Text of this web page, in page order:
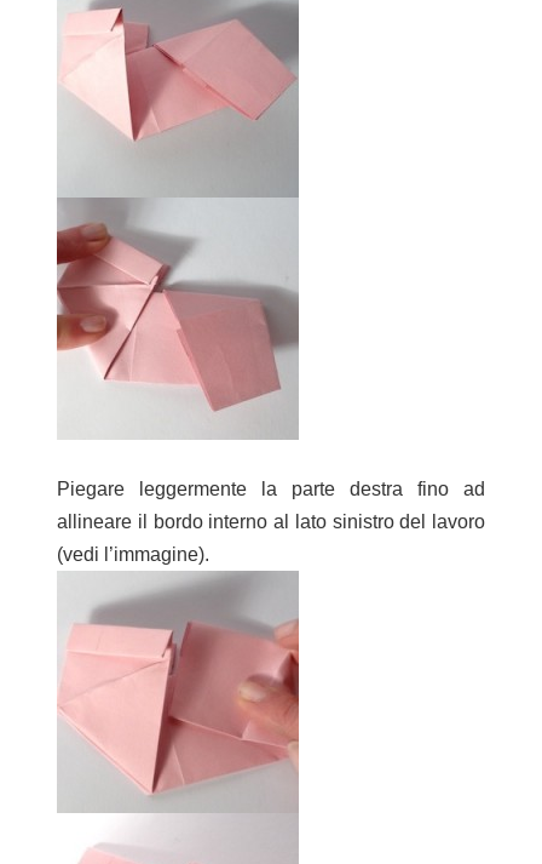
Piegare leggermente la parte destra fino ad
allineare il bordo interno al lato sinistro del lavoro
(vedi l’immagine).